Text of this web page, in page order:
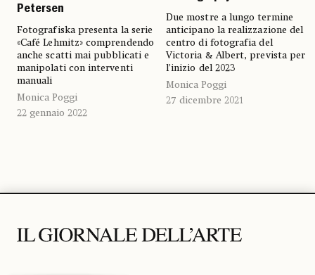
Petersen
Fotografiska presenta la serie
«Café Lehmitz» comprendendo
anche scatti mai pubblicati e
manipolati con interventi
manuali
Monica Poggi
22 gennaio 2022
Due mostre a lungo termine
anticipano la realizzazione del
centro di fotografia del
Victoria & Albert, prevista per
l’inizio del 2023
Monica Poggi
27 dicembre 2021